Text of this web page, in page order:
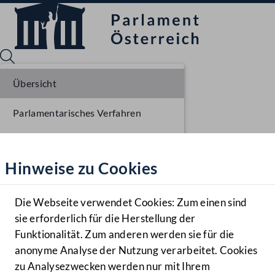
Hilfe
Benutzer
Navigationsmenü öffnen
MENÜ
Hinweise zu Cookies
Die Webseite verwendet Cookies: Zum einen sind
sie erforderlich für die Herstellung der
Funktionalität. Zum anderen werden sie für die
anonyme Analyse der Nutzung verarbeitet. Cookies
zu Analysezwecken werden nur mit Ihrem
Übersicht
Parlamentarisches Verfahren